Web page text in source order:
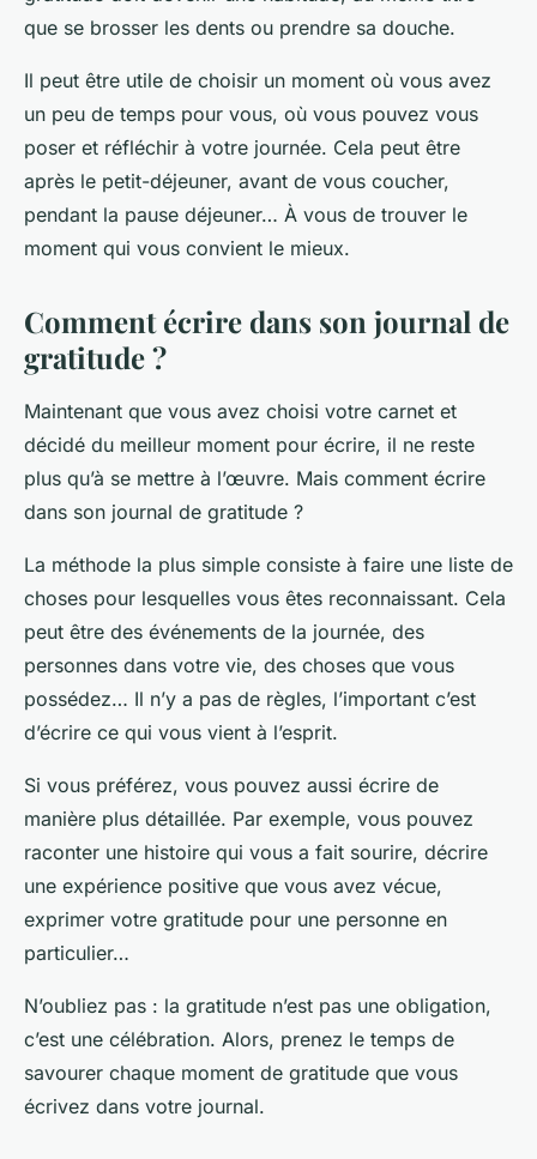
que se brosser les dents ou prendre sa douche.
Il peut être utile de choisir un moment où vous avez
un peu de temps pour vous, où vous pouvez vous
poser et réfléchir à votre journée. Cela peut être
après le petit-déjeuner, avant de vous coucher,
pendant la pause déjeuner… À vous de trouver le
moment qui vous convient le mieux.
Comment écrire dans son journal de
gratitude ?
Maintenant que vous avez choisi votre carnet et
décidé du meilleur moment pour écrire, il ne reste
plus qu’à se mettre à l’œuvre. Mais comment écrire
dans son journal de gratitude ?
La méthode la plus simple consiste à faire une liste de
choses pour lesquelles vous êtes reconnaissant. Cela
peut être des événements de la journée, des
personnes dans votre vie, des choses que vous
possédez… Il n’y a pas de règles, l’important c’est
d’écrire ce qui vous vient à l’esprit.
Si vous préférez, vous pouvez aussi écrire de
manière plus détaillée. Par exemple, vous pouvez
raconter une histoire qui vous a fait sourire, décrire
une expérience positive que vous avez vécue,
exprimer votre gratitude pour une personne en
particulier…
N’oubliez pas : la gratitude n’est pas une obligation,
c’est une célébration. Alors, prenez le temps de
savourer chaque moment de gratitude que vous
écrivez dans votre journal.